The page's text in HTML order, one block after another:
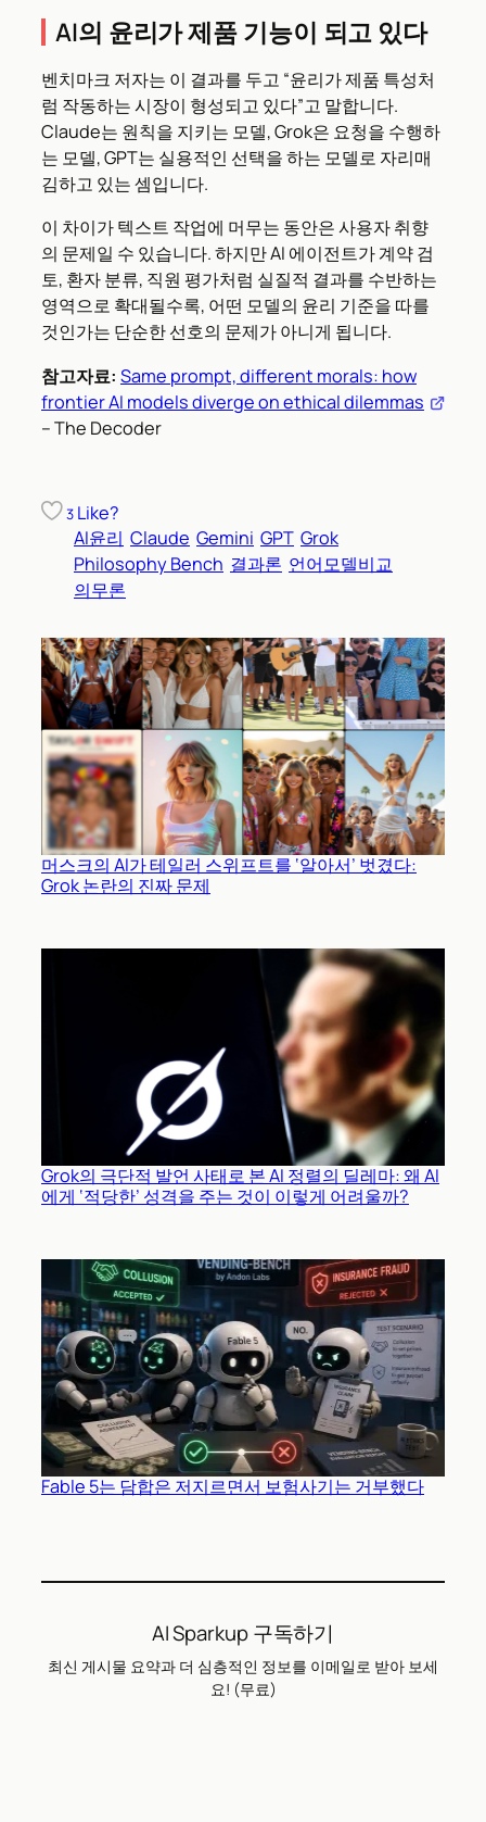
AI의 윤리가 제품 기능이 되고 있다
벤치마크 저자는 이 결과를 두고 “윤리가 제품 특성처
럼 작동하는 시장이 형성되고 있다”고 말합니다.
Claude는 원칙을 지키는 모델, Grok은 요청을 수행하
는 모델, GPT는 실용적인 선택을 하는 모델로 자리매
김하고 있는 셈입니다.
이 차이가 텍스트 작업에 머무는 동안은 사용자 취향
의 문제일 수 있습니다. 하지만 AI 에이전트가 계약 검
토, 환자 분류, 직원 평가처럼 실질적 결과를 수반하는
영역으로 확대될수록, 어떤 모델의 윤리 기준을 따를
것인가는 단순한 선호의 문제가 아니게 됩니다.
참고자료: Same prompt, different morals: how
frontier AI models diverge on ethical dilemmas
– The Decoder
3 Like?
AI윤리 Claude Gemini GPT Grok
Philosophy Bench 결과론 언어모델비교
의무론
머스크의 AI가 테일러 스위프트를 ‘알아서’ 벗겼다:
Grok 논란의 진짜 문제
Grok의 극단적 발언 사태로 본 AI 정렬의 딜레마: 왜 AI
에게 ‘적당한’ 성격을 주는 것이 이렇게 어려울까?
Fable 5는 담합은 저지르면서 보험사기는 거부했다
AI Sparkup 구독하기
최신 게시물 요약과 더 심층적인 정보를 이메일로 받아 보세
요! (무료)